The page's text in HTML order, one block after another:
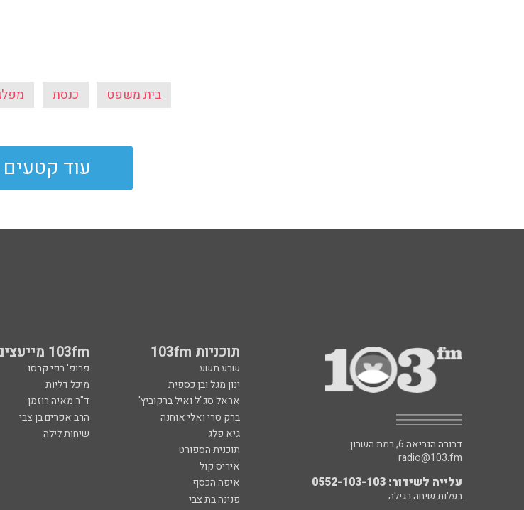
בית משפט כנסת
עוד קטעים
תוכניות 103fm 103fm מייעצים
שבע תשע פרופ' רפי קרסו
ינון מגל ובן כספית
מיכל דליות
אראל סג"ל ואיל ברקוביץ'
ד"ר מאיה רוזמן
ברק סרי ואלי אוחנה
הרב אפרים בן צבי
גיא פלג
שיחות לילה
תוכנית הספורט
איריס קול
איפה הכסף
פנינה בת צבי
דבורה הנביאה 6, רמת השרון
radio@103.fm
עלייה לשידור: 0552-103-103
בעלות שיחה רגילה